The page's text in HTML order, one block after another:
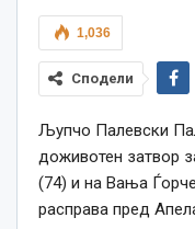
1,036
Сподели
Љупчо Палевски
доживотен затвор
(74) и на Вања
расправа пред